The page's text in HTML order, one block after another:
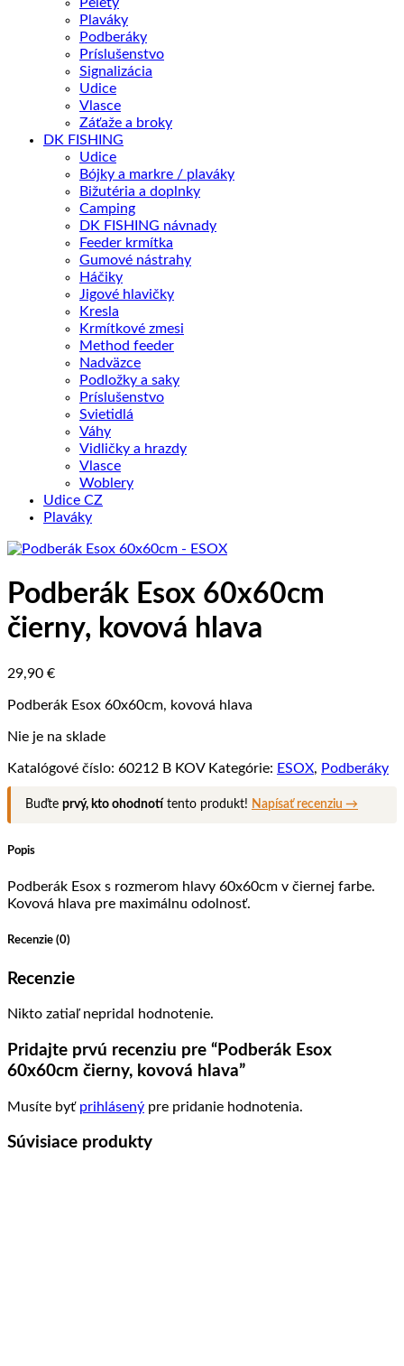
Plaváky
Podberáky
Príslušenstvo
Signalizácia
Udice
Vlasce
Záťaže a broky
DK FISHING
Udice
Bójky a markre / plaváky
Bižutéria a doplnky
Camping
DK FISHING návnady
Feeder krmítka
Gumové nástrahy
Háčiky
Jigové hlavičky
Kresla
Krmítkové zmesi
Method feeder
Nadväzce
Podložky a saky
Príslušenstvo
Svietidlá
Váhy
Vidličky a hrazdy
Vlasce
Woblery
Udice CZ
Plaváky
Podberák Esox 60x60cm
čierny, kovová hlava
29,90 €
Podberák Esox 60x60cm, kovová hlava
Nie je na sklade
Katalógové číslo: 60212 B KOV Kategórie: ESOX, Podberáky
Buďte prvý, kto ohodnotí tento produkt! Napísať recenziu →
Popis
Podberák Esox s rozmerom hlavy 60x60cm v čiernej farbe.
Kovová hlava pre maximálnu odolnosť.
Recenzie (0)
Recenzie
Nikto zatiaľ nepridal hodnotenie.
Pridajte prvú recenziu pre “Podberák Esox
60x60cm čierny, kovová hlava”
Musíte byť prihlásený pre pridanie hodnotenia.
Súvisiace produkty